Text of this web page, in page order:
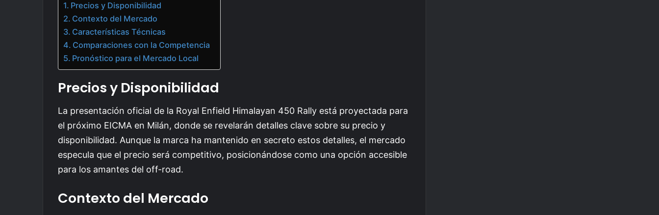
Precios y Disponibilidad
Contexto del Mercado
Características Técnicas
Comparaciones con la Competencia
Pronóstico para el Mercado Local
Precios y Disponibilidad
La presentación oficial de la Royal Enfield Himalayan 450 Rally está proyectada para
el próximo EICMA en Milán, donde se revelarán detalles clave sobre su precio y
disponibilidad. Aunque la marca ha mantenido en secreto estos detalles, el mercado
especula que el precio será competitivo, posicionándose como una opción accesible
para los amantes del off-road.
Contexto del Mercado